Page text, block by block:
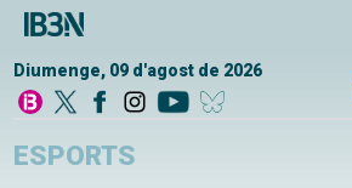
Diumenge, 09 d'agost de 2026
ESPORTS